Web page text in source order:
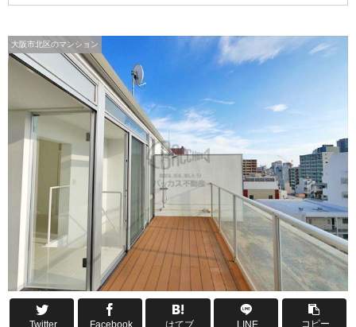
大阪市北区のマンション
コピー